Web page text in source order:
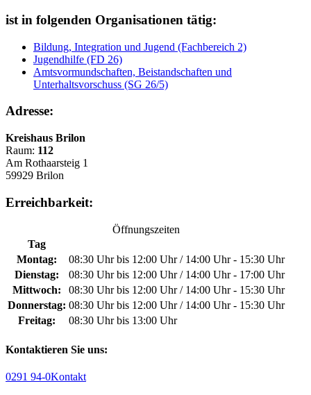
ist in folgenden Organisationen tätig:
Bildung, Integration und Jugend (Fachbereich 2)
Jugendhilfe (FD 26)
Amtsvormundschaften, Beistandschaften und
Unterhaltsvorschuss (SG 26/5)
Adresse:
Kreishaus Brilon
Raum: 112
Am Rothaarsteig 1
59929 Brilon
Erreichbarkeit:
Öffnungszeiten
Tag
Montag:
08:30 Uhr bis 12:00 Uhr / 14:00 Uhr - 15:30 Uhr
Dienstag:
08:30 Uhr bis 12:00 Uhr / 14:00 Uhr - 17:00 Uhr
Mittwoch:
08:30 Uhr bis 12:00 Uhr / 14:00 Uhr - 15:30 Uhr
Donnerstag: 08:30 Uhr bis 12:00 Uhr / 14:00 Uhr - 15:30 Uhr
Freitag:
08:30 Uhr bis 13:00 Uhr
Kontaktieren Sie uns:
0291 94-0Kontakt